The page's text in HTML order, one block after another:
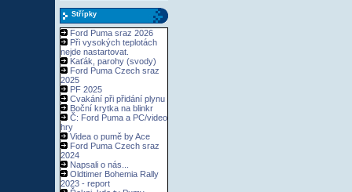
Střípky
Ford Puma sraz 2026
Při vysokých teplotách
nejde nastartovat.
Kaťák, parohy (svody)
Ford Puma Czech sraz
2025
PF 2025
Cvakání při přidání plynu
Boční krytka na blinkr
Č: Ford Puma a PC/video
hry
Videa o pumě by Ace
Ford Puma Czech sraz
2024
Napsali o nás...
Oldtimer Bohemia Rally
2023 - report